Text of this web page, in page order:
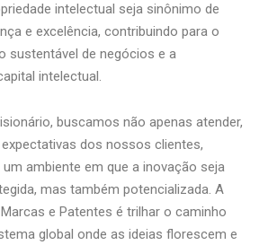
intelectual seja sinônimo de
e excelência, contribuindo para o
sustentável de negócios e a
intelectual.
buscamos não apenas atender,
dos nossos clientes,
ambiente em que a inovação seja
mas também potencializada. A
e Patentes é trilhar o caminho
global onde as ideias florescem e